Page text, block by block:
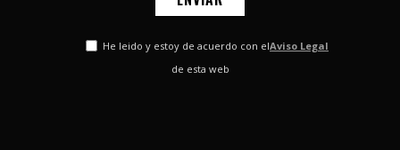
He leido y estoy de acuerdo con elAviso Legal
de esta web